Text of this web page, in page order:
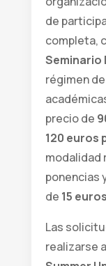
de
completa,
Seminario
régimen
precio de
120 euros
modalidad
ponencias
de 15 euros
Las
realizarse